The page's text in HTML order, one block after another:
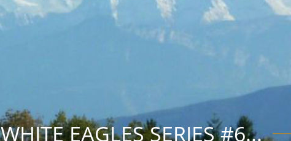
WHITE EAGLES SERIES #6...